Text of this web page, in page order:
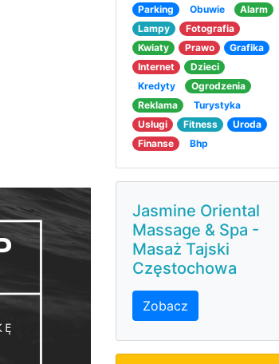
Parking
Obuwie
Alarm
Lampy
Fotografia
Kwiaty
Prawo
Grafika
Internet
Dzieci
Kredyty
Ogrodzenia
Reklama
Turystyka
Usługi
Fitness
Uroda
Finanse
Bhp
Jasmine Oriental
Massage & Spa -
Masaż Tajski
Częstochowa
Zobacz